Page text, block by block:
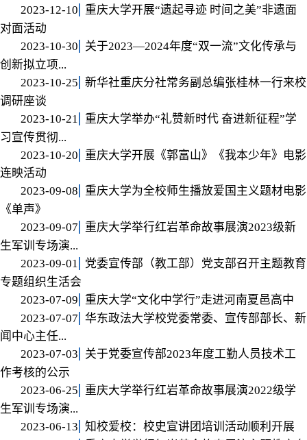
2023-12-10
重庆大学开展“遗起寻迹 时间之美”非遗面
对面活动
2023-10-30
关于2023—2024年度“双一流”文化传承与
创新拟立项...
2023-10-25
新华社重庆分社常务副总编张桂林一行来校
调研座谈
2023-10-21
重庆大学举办“礼赞新时代 奋进新征程”学
习宣传贯彻...
2023-10-20
重庆大学开展《郭富山》《我本少年》电影
连映活动
2023-09-08
重庆大学为全校师生播放爱国主义题材电影
《单声》
2023-09-07
重庆大学举行红岩革命故事展演2023级新
生军训专场演...
2023-09-01
党委宣传部（教工部）党支部召开主题教育
专题组织生活会
2023-07-09
重庆大学“文化中学行”走进河南夏邑高中
2023-07-07
华东政法大学校党委常委、宣传部部长、新
闻中心主任...
2023-07-03
关于党委宣传部2023年度工勤人员技术工
作考核的公示
2023-06-25
重庆大学举行红岩革命故事展演2022级学
生军训专场演...
2023-06-13
知校爱校：校史宣讲团培训活动顺利开展